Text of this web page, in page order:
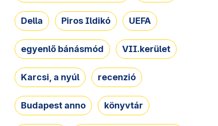
Della Piros Ildikó UEFA
egyenlő bánásmód VII.kerület
Karcsi, a nyúl recenzió
Budapest anno könyvtár